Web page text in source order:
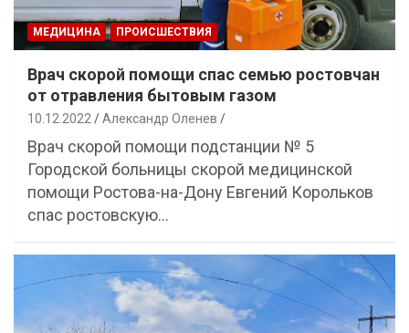
МЕДИЦИНА ПРОИСШЕСТВИЯ
Врач скорой помощи спас семью ростовчан
от отравления бытовым газом
10.12.2022 Александр Оленев
Врач скорой помощи подстанции № 5
Городской больницы скорой медицинской
помощи Ростова-на-Дону Евгений Корольков
спас ростовскую…